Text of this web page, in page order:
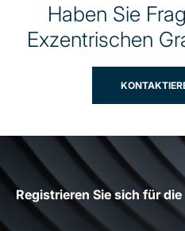
Haben Sie
Exzentrischen
Registrieren Sie sich für